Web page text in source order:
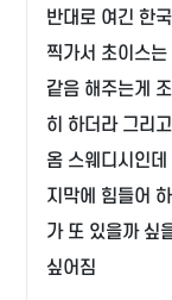
반대로 여긴 한
찍가서 초이스
같음 해주는게
히 하더라 그리
옴 스웨디시인
지막에 힘들어
가 또 있을까 싶
싶어짐